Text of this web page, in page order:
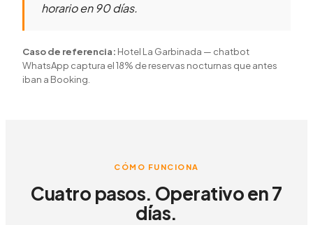
horario en 90 días.
Caso de referencia: Hotel La Garbinada — chatbot
WhatsApp captura el 18% de reservas nocturnas que antes
iban a Booking.
CÓMO FUNCIONA
Cuatro pasos. Operativo en 7
días.